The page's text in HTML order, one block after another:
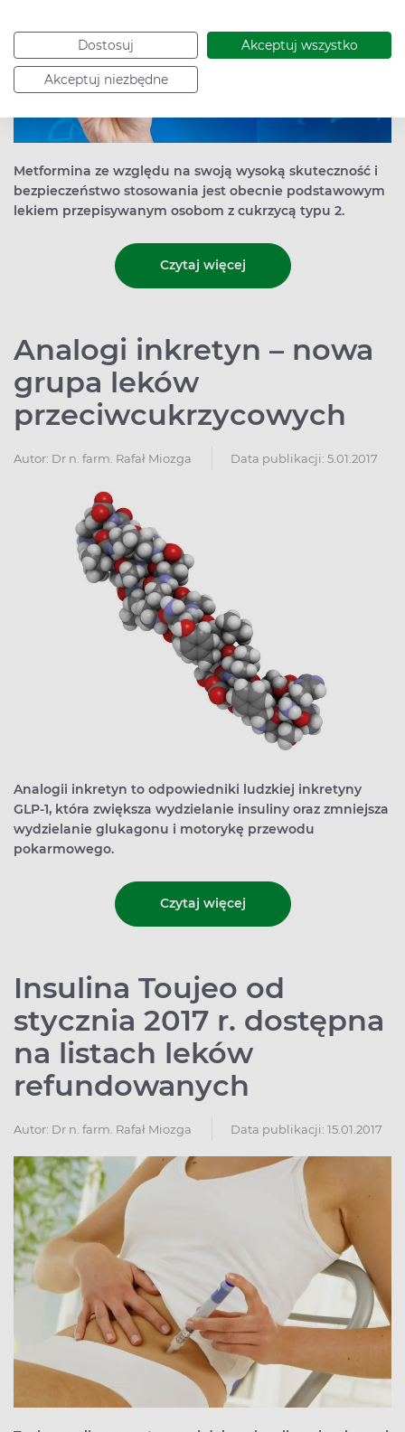
Dostosuj Akceptuj wszystko
Akceptuj niezbędne
Metformina ze względu na swoją wysoką skuteczność i
bezpieczeństwo stosowania jest obecnie podstawowym
lekiem przepisywanym osobom z cukrzycą typu 2.
Czytaj więcej
Analogi inkretyn – nowa
grupa leków
przeciwcukrzycowych
Autor: Dr n. farm. Rafał Miozga Data publikacji: 5.01.2017
Analogii inkretyn to odpowiedniki ludzkiej inkretyny
GLP-1, która zwiększa wydzielanie insuliny oraz zmniejsza
wydzielanie glukagonu i motorykę przewodu
pokarmowego.
Czytaj więcej
Insulina Toujeo od
stycznia 2017 r. dostępna
na listach leków
refundowanych
Autor: Dr n. farm. Rafał Miozga Data publikacji: 15.01.2017